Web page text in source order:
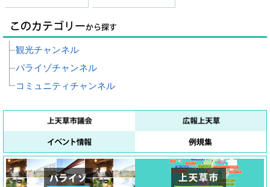
観光チャンネル
パライゾチャンネル
コミュニティチャンネル